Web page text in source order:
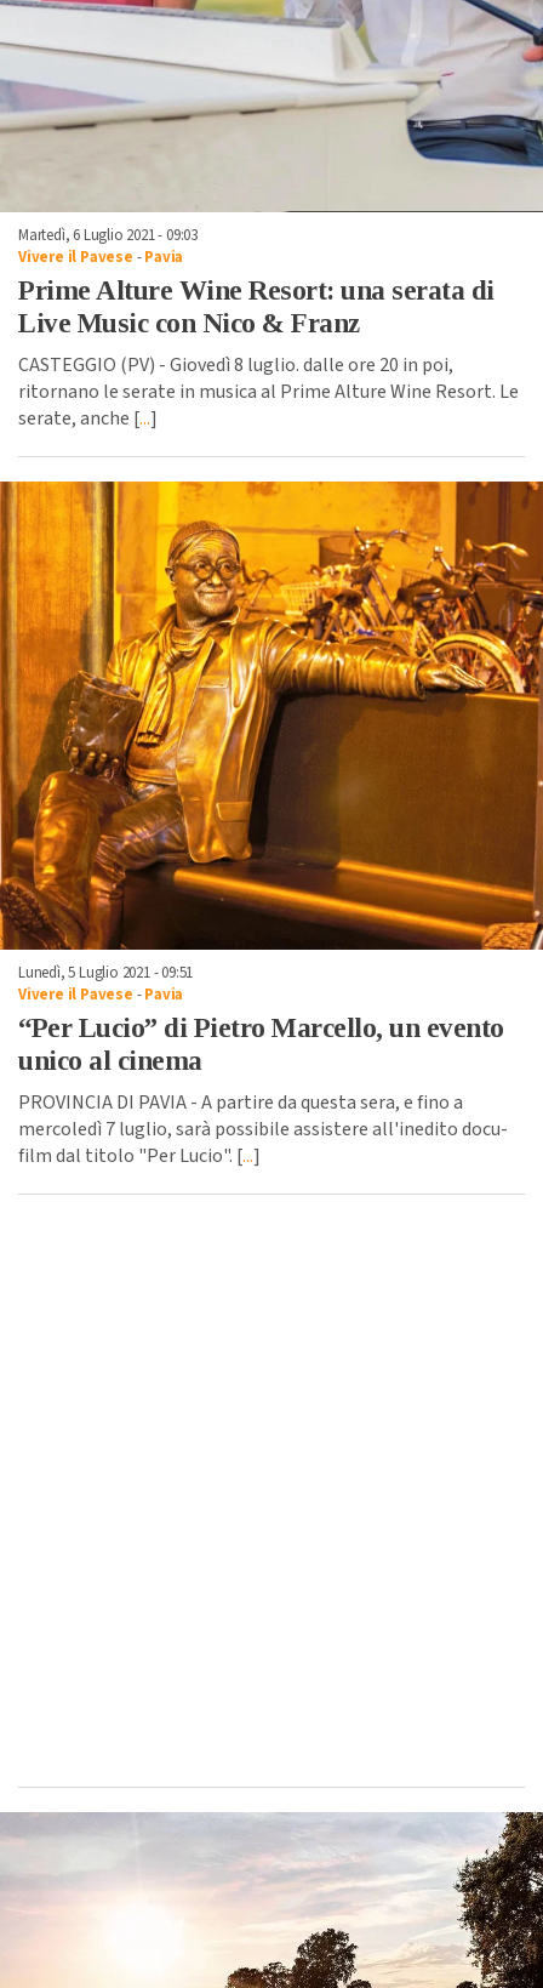
Martedì, 6 Luglio 2021 - 09:03
Vivere il Pavese -Pavia
Prime Alture Wine Resort: una serata di
Live Music con Nico & Franz
CASTEGGIO (PV) - Giovedì 8 luglio. dalle ore 20 in poi,
ritornano le serate in musica al Prime Alture Wine Resort. Le
serate, anche [...]
Lunedì, 5 Luglio 2021 - 09:51
Vivere il Pavese -Pavia
“Per Lucio” di Pietro Marcello, un evento
unico al cinema
PROVINCIA DI PAVIA - A partire da questa sera, e fino a
mercoledì 7 luglio, sarà possibile assistere all'inedito docu-
film dal titolo "Per Lucio". [...]